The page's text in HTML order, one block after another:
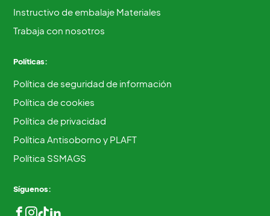
Instructivo de embalaje Materiales
Trabaja con nosotros
Políticas:
Política de seguridad de información
Política de cookies
Política de privacidad
Política Antisoborno y PLAFT
Política SSMAGS
Síguenos: